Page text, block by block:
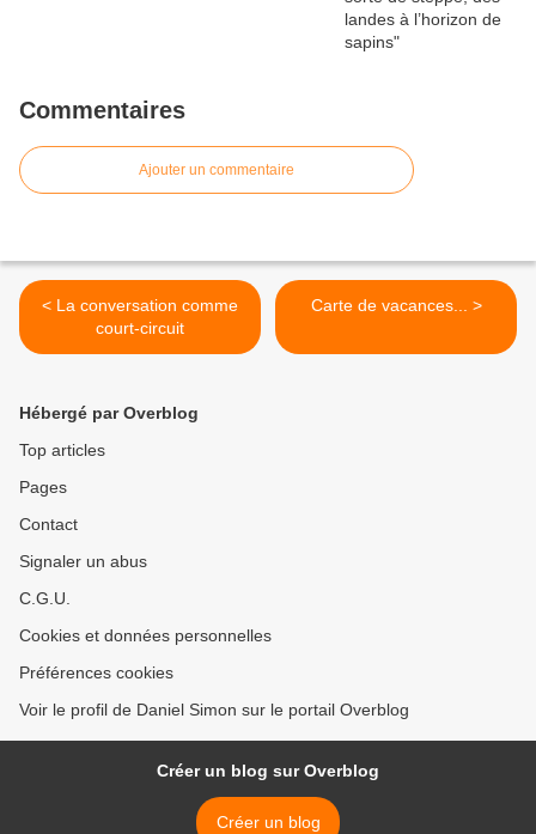
Commentaires
Ajouter un commentaire
< La conversation comme
court-circuit
Carte de vacances... >
Hébergé par Overblog
Top articles
Pages
Contact
Signaler un abus
C.G.U.
Cookies et données personnelles
Préférences cookies
Voir le profil de Daniel Simon sur le portail Overblog
Créer un blog sur Overblog
Créer un blog